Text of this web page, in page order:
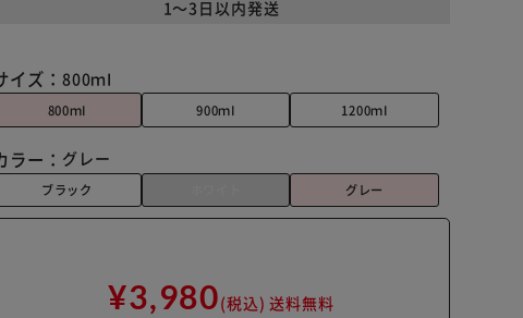
1～3日以内発送
イズ： 800ｍI
800ｍI 900ｍI 1200ｍI
ラー： グレー
ブラック グレー
¥3,980(税込) 送料無料